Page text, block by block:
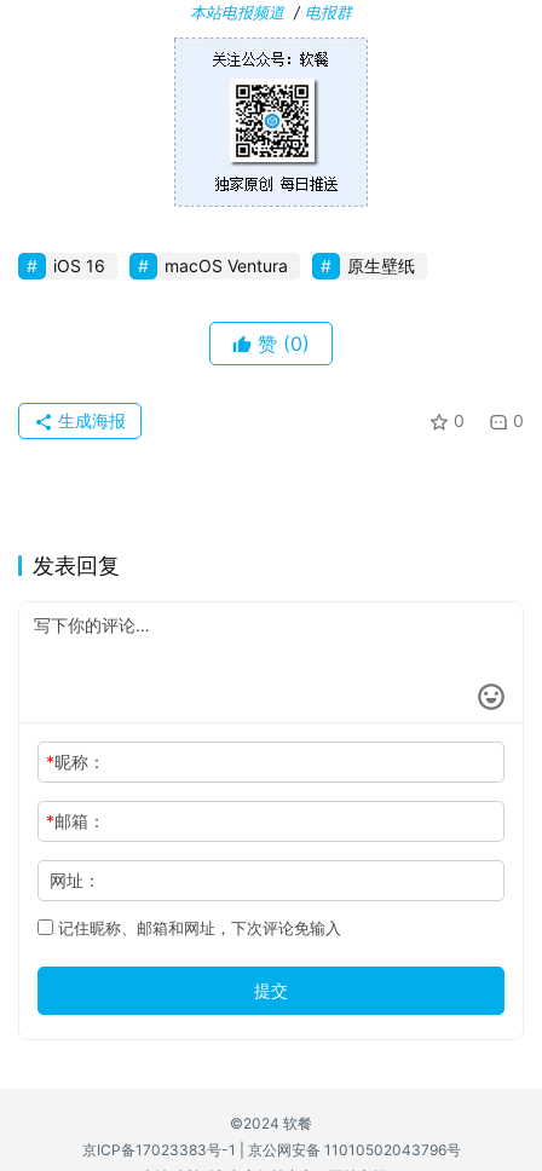
本站电报频道/ 电报群
iOS 16 macOS Ventura 原生壁纸
赞 (0)
0 0
生成海报
发表回复
*昵称：
*邮箱：
网址：
记住昵称、邮箱和网址，下次评论免输入
提交
©2024 软餐
京ICP备17023383号-1
京公网安备 11010502043796号